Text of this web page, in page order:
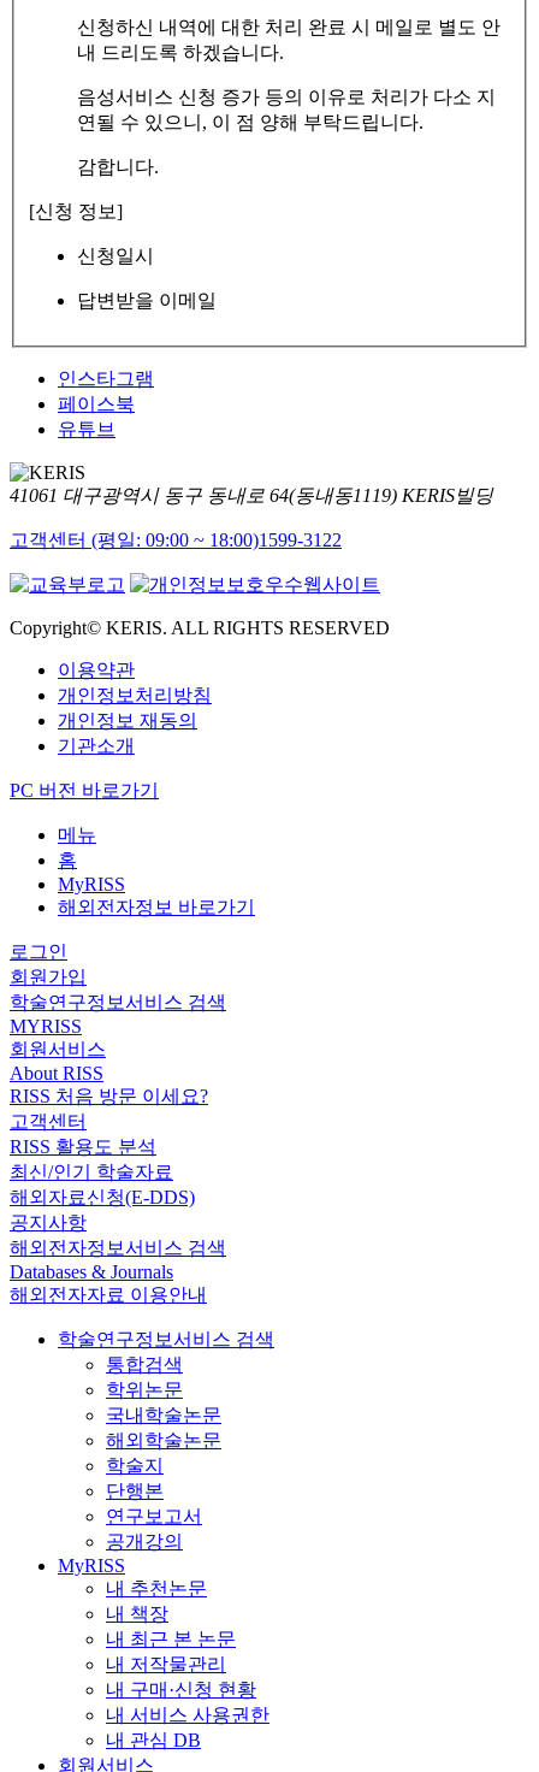
신청하신 내역에 대한 처리 완료 시 메일로 별도 안
내 드리도록 하겠습니다.
음성서비스 신청 증가 등의 이유로 처리가 다소 지
연될 수 있으니, 이 점 양해 부탁드립니다.
감합니다.
[신청 정보]
신청일시
답변받을 이메일
인스타그램
페이스북
유튜브
41061 대구광역시 동구 동내로 64(동내동1119) KERIS빌딩
고객센터 (평일: 09:00 ~ 18:00)1599-3122
Copyright© KERIS. ALL RIGHTS RESERVED
이용약관
개인정보처리방침
개인정보 재동의
기관소개
PC 버전 바로가기
메뉴
홈
MyRISS
해외전자정보 바로가기
로그인
회원가입
학술연구정보서비스 검색
MYRISS
회원서비스
About RISS
RISS 처음 방문 이세요?
고객센터
RISS 활용도 분석
최신/인기 학술자료
해외자료신청(E-DDS)
공지사항
해외전자정보서비스 검색
Databases & Journals
해외전자자료 이용안내
학술연구정보서비스 검색
통합검색
학위논문
국내학술논문
해외학술논문
학술지
단행본
연구보고서
공개강의
MyRISS
내 추천논문
내 책장
내 최근 본 논문
내 저작물관리
내 구매·신청 현황
내 서비스 사용권한
내 관심 DB
회원서비스